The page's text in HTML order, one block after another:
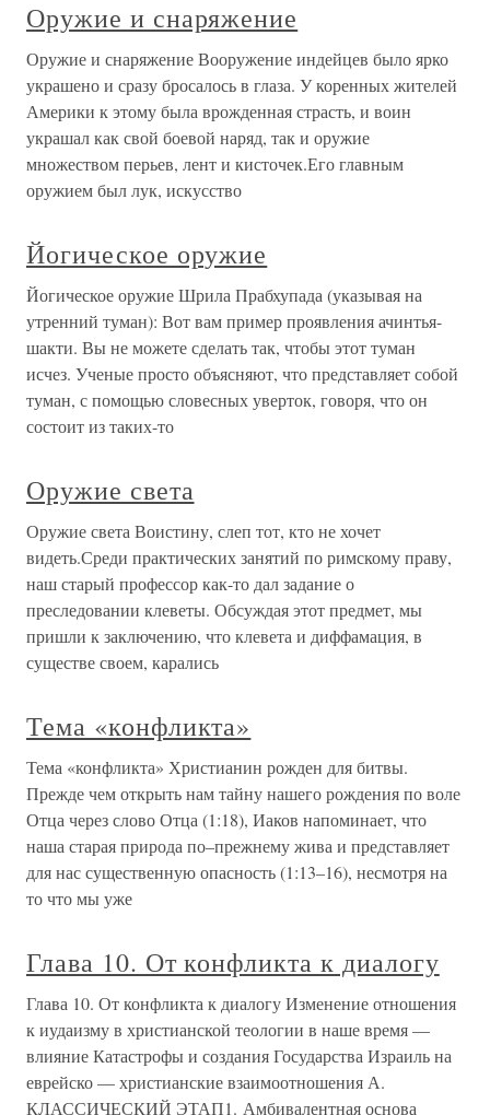
Оружие и снаряжение
Оружие и снаряжение Вооружение индейцев было ярко
украшено и сразу бросалось в глаза. У коренных жителей
Америки к этому была врожденная страсть, и воин
украшал как свой боевой наряд, так и оружие
множеством перьев, лент и кисточек.Его главным
оружием был лук, искусство
Йогическое оружие
Йогическое оружие Шрила Прабхупада (указывая на
утренний туман): Вот вам пример проявления ачинтья-
шакти. Вы не можете сделать так, чтобы этот туман
исчез. Ученые просто объясняют, что представляет собой
туман, с помощью словесных уверток, говоря, что он
состоит из таких-то
Оружие света
Оружие света Воистину, слеп тот, кто не хочет
видеть.Среди практических занятий по римскому праву,
наш старый профессор как-то дал задание о
преследовании клеветы. Обсуждая этот предмет, мы
пришли к заключению, что клевета и диффамация, в
существе своем, карались
Тема «конфликта»
Тема «конфликта» Христианин рожден для битвы.
Прежде чем открыть нам тайну нашего рождения по воле
Отца через слово Отца (1:18), Иаков напоминает, что
наша старая природа по–прежнему жива и представляет
для нас существенную опасность (1:13–16), несмотря на
то что мы уже
Глава 10. От конфликта к диалогу
Глава 10. От конфликта к диалогу Изменение отношения
к иудаизму в христианской теологии в наше время —
влияние Катастрофы и создания Государства Израиль на
еврейско — христианские взаимоотношения А.
КЛАССИЧЕСКИЙ ЭТАП1. Амбивалентная основа